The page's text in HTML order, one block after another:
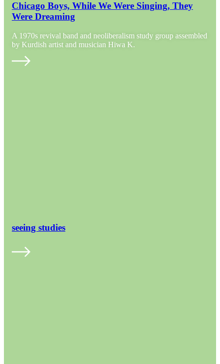
Chicago Boys, While We Were Singing, They
Were Dreaming
A 1970s revival band and neoliberalism study group assembled
by Kurdish artist and musician Hiwa K.
seeing studies